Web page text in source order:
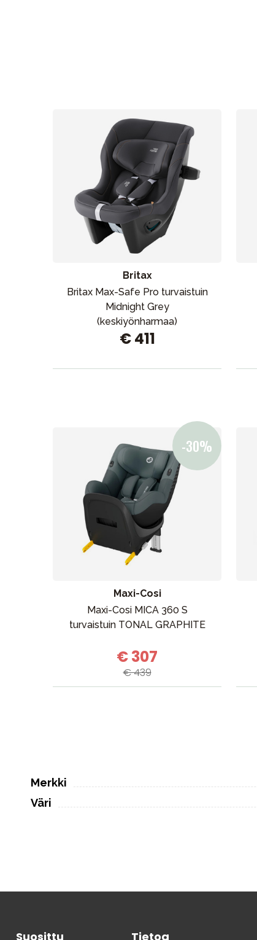
Britax
Britax Max-Safe Pro turvaistuin
Midnight Grey
(keskiyönharmaa)
€ 411
Maxi-Cosi
Maxi-Cosi MICA 360 S
turvaistuin TONAL GRAPHITE
€ 307
€ 439
Merkki
Väri
Suosittu Tietoa